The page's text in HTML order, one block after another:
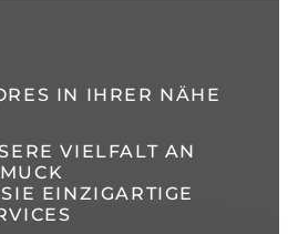
IN IHRER NÄHE
VIELFALT AN
EINZIGARTIGE H